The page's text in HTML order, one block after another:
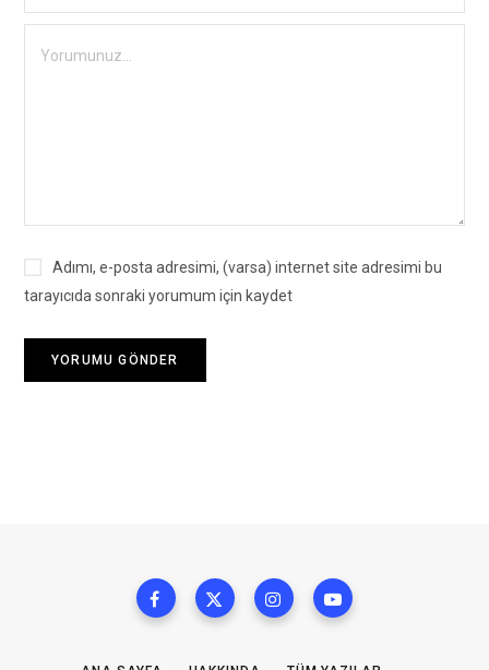
Adımı, e-posta adresimi, (varsa) internet site adresimi bu
tarayıcıda sonraki yorumum için kaydet